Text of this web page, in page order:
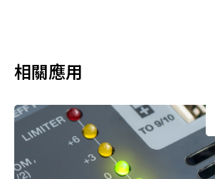
相關應用